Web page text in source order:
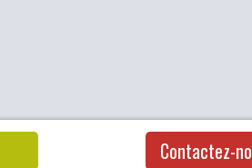
Contactez-